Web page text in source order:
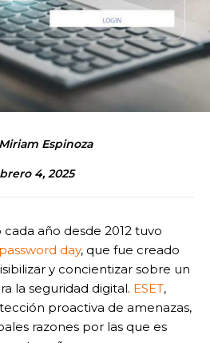
Miriam Espinoza
4, 2025
cada año desde 2012 tuvo
day, que fue creado
y concientizar sobre un
la seguridad digital. ESET,
proactiva de amenazas,
razones por las que es